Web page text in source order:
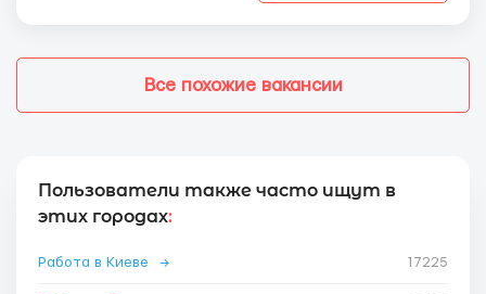
Все похожие вакансии
Пользователи также часто ищут в
этих городах:
Работа в Киеве → 17225